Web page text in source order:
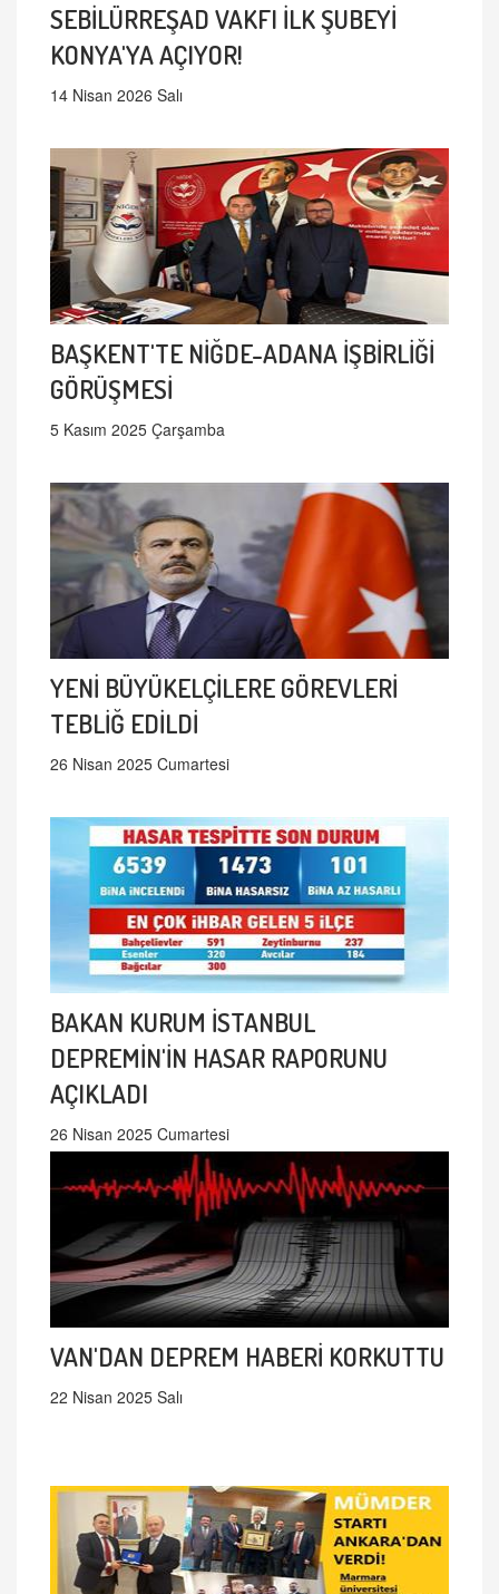
SEBİLÜRREŞAD VAKFI İLK ŞUBEYİ
KONYA'YA AÇIYOR!
14 Nisan 2026 Salı
BAŞKENT'TE NİĞDE-ADANA İŞBİRLİĞİ
GÖRÜŞMESİ
5 Kasım 2025 Çarşamba
YENİ BÜYÜKELÇİLERE GÖREVLERİ
TEBLİĞ EDİLDİ
26 Nisan 2025 Cumartesi
BAKAN KURUM İSTANBUL
DEPREMİN'İN HASAR RAPORUNU
AÇIKLADI
26 Nisan 2025 Cumartesi
VAN'DAN DEPREM HABERİ KORKUTTU
22 Nisan 2025 Salı